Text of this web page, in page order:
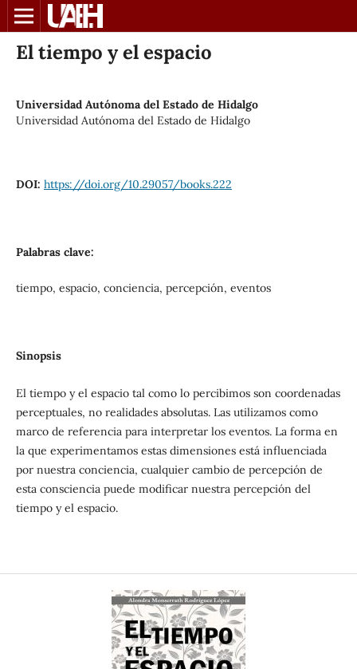
El tiempo y el espacio
Universidad Autónoma del Estado de Hidalgo
Universidad Autónoma del Estado de Hidalgo
DOI: https://doi.org/10.29057/books.222
Palabras clave:
tiempo, espacio, conciencia, percepción, eventos
Sinopsis
El tiempo y el espacio tal como lo percibimos son coordenadas
perceptuales, no realidades absolutas. Las utilizamos como
marco de referencia para interpretar los eventos. La forma en
la que experimentamos estas dimensiones está influenciada
por nuestra conciencia, cualquier cambio de percepción de
esta consciencia puede modificar nuestra percepción del
tiempo y el espacio.